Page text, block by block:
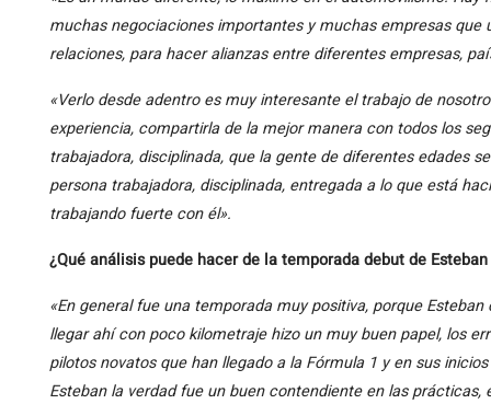
muchas negociaciones importantes y muchas empresas
relaciones, para hacer alianzas entre diferentes empresas,
«Verlo desde adentro es muy interesante el trabajo de
experiencia, compartirla de la mejor manera con todos los
trabajadora, disciplinada, que la gente de diferentes edades
persona trabajadora, disciplinada, entregada a lo que está
trabajando fuerte con él».
¿Qué análisis puede hacer de la temporada debut de
«En general fue una temporada muy positiva, porque
llegar ahí con poco kilometraje hizo un muy buen papel, los
pilotos novatos que han llegado a la Fórmula 1 y en sus
Esteban la verdad fue un buen contendiente en las